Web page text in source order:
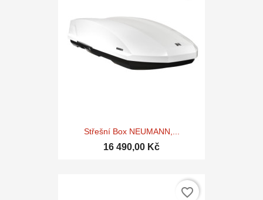
Střešní Box NEUMANN,...
16 490,00 Kč
favorite_border